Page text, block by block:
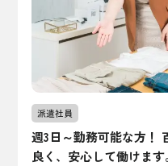
派遣社員
週3日～勤務可能な方！
良く、安心して働けま